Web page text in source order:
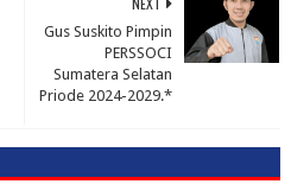
Gus Suskito Pimpin
PERSSOCI
Sumatera Selatan
Priode 2024-2029.*